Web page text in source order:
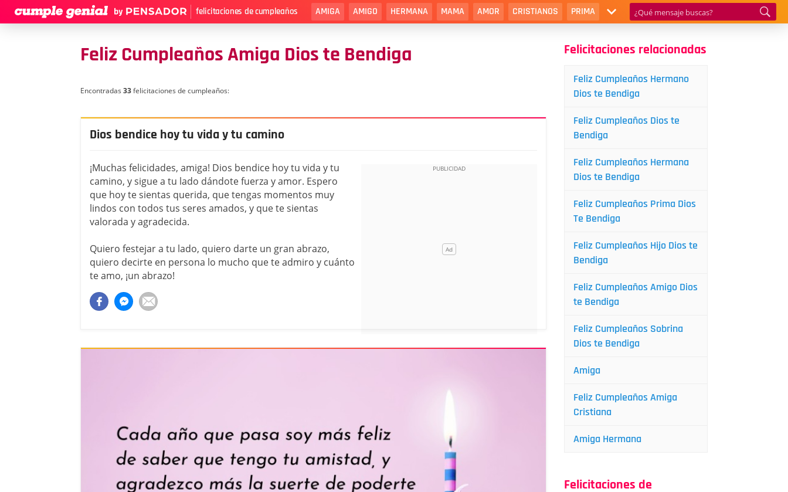
felicitaciones de cumpleaños AMIGA AMIGO HERMANA MAMA AMOR CRISTIANOS PRIMA
Feliz Cumpleaños Amiga Dios te Bendiga
Encontradas 33felicitaciones de cumpleaños:
Dios bendice hoy tu vida y tu camino
¡Muchas felicidades, amiga! Dios bendice hoy tu vida y tu
camino, y sigue a tu lado dándote fuerza y amor. Espero
que hoy te sientas querida, que tengas momentos muy
lindos con todos tus seres amados, y que te sientas
valorada y agradecida.
Quiero festejar a tu lado, quiero darte un gran abrazo,
quiero decirte en persona lo mucho que te admiro y cuánto
te amo, ¡un abrazo!
Felicitaciones relacionadas
Feliz Cumpleaños Hermano
Dios te Bendiga
Feliz Cumpleaños Dios te
Bendiga
Feliz Cumpleaños Hermana
Dios te Bendiga
Feliz Cumpleaños Prima Dios
Te Bendiga
Feliz Cumpleaños Hijo Dios te
Bendiga
Feliz Cumpleaños Amigo Dios
te Bendiga
Feliz Cumpleaños Sobrina
Dios te Bendiga
Amiga
Feliz Cumpleaños Amiga
Cristiana
Amiga Hermana
Felicitaciones de